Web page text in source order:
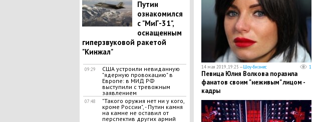
Путин
ознакомился
с "МиГ-31",
оснащенным
гиперзвуковой ракетой
"Кинжал"
09:29
США устроили невиданную
"ядерную провокацию" в
Европе: в МИД РФ
выступили с тревожным
заявлением
07:48
​"Такого оружия нет ни у кого,
кроме России", - Путин камня
на камне не оставил от
перспектив других армий
14 мая 2019, 19:25 —Шоу-бизнес 1
Певица Юлия Волкова поразила
фанатов своим "неживым" лицом -
кадры